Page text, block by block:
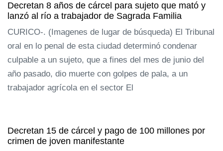
Decretan 8 años de cárcel para sujeto que mató y
lanzó al río a trabajador de Sagrada Familia
CURICO-. (Imagenes de lugar de búsqueda) El Tribunal
oral en lo penal de esta ciudad determinó condenar
culpable a un sujeto, que a fines del mes de junio del
año pasado, dio muerte con golpes de pala, a un
trabajador agrícola en el sector El
Decretan 15 de cárcel y pago de 100 millones por
crimen de joven manifestante